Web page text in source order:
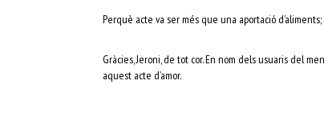
Perquè acte va ser més que una aportació
Gràcies, Jeroni, de tot cor. En nom dels usuaris del
aquest acte d’amor.